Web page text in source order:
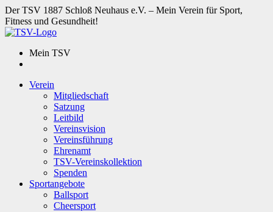
Der TSV 1887 Schloß Neuhaus e.V. – Mein Verein für Sport,
Fitness und Gesundheit!
Mein TSV
Verein
Mitgliedschaft
Satzung
Leitbild
Vereinsvision
Vereinsführung
Ehrenamt
TSV-Vereinskollektion
Spenden
Sportangebote
Ballsport
Cheersport